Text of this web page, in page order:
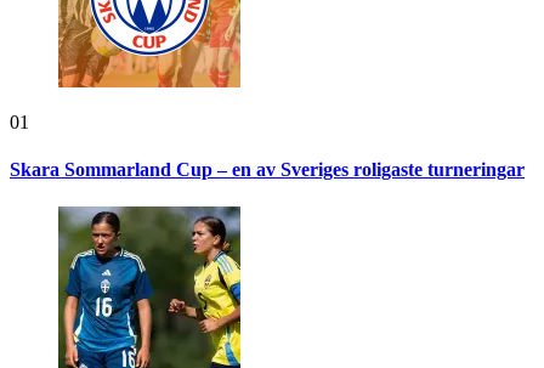
01
Skara Sommarland Cup – en av Sveriges roligaste turneringar